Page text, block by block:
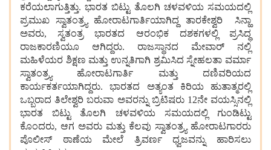
ಕರೆಯಲಾಗುತ್ತಿತ್ತು. ಭಾರತ ಬಿಟ್ಟು ತೊಲಗಿ ಚಳವಳಿಯ ಸಮಯದಲ್ಲಿ
ಪ್ರಮುಖ ಸ್ವಾತಂತ್ರ್ಯ ಹೋರಾಟಗಾರ್ತಿಯಾಗಿದ್ದ ತಾರಕೇಶ್ವರಿ ಸಿನ್ಹಾ
ಅವರು, ಸ್ವತಂತ್ರ ಭಾರತದ ಆರಂಭಿಕ ದಶಕಗಳಲ್ಲಿ ಪ್ರಸಿದ್ಧ
ರಾಜಕಾರಣಿಯೂ ಆಗಿದ್ದರು. ರಾಜಸ್ಥಾನದ ಮೇವಾರ್ ನಲ್ಲಿ
ಮಹಿಳೆಯರ ಶಿಕ್ಷಣ ಮತ್ತು ಉನ್ನತಿಗಾಗಿ ಶ್ರಮಿಸಿದ ಸ್ನೇಹಲತಾ ವರ್ಮಾ
ಸ್ವಾತಂತ್ರ್ಯ ಹೋರಾಟಗಾರ್ತಿ ಮತ್ತು ದಣಿವರಿಯದ
ಕಾರ್ಯಕರ್ತಯಾಗಿದ್ದರು. ಭಾರತದ ಅತ್ಯಂತ ಕಿರಿಯ ಹುತಾತ್ಮರಲ್ಲಿ
ಒಬ್ಬರಾದ ತಿಲೇಶ್ವರಿ ಬರುವಾ ಅವರನ್ನು ಬ್ರಿಟಿಷರು 12ನೇ ವಯಸ್ಸಿನಲ್ಲಿ
ಭಾರತ ಬಿಟ್ಟು ತೊಲಗಿ ಚಳವಳಿಯ ಸಮಯದಲ್ಲಿ ಗುಂಡಿಟ್ಟು
ಕೊಂದರು, ಆಗ ಅವರು ಮತ್ತು ಕೆಲವು ಸ್ವಾತಂತ್ರ್ಯ ಹೋರಾಟಗಾರರು
ಪೊಲೀಸ್ ಠಾಣೆಯ ಮೇಲೆ ತ್ರಿವರ್ಣ ಧ್ವಜವನ್ನು ಹಾರಿಸಲು